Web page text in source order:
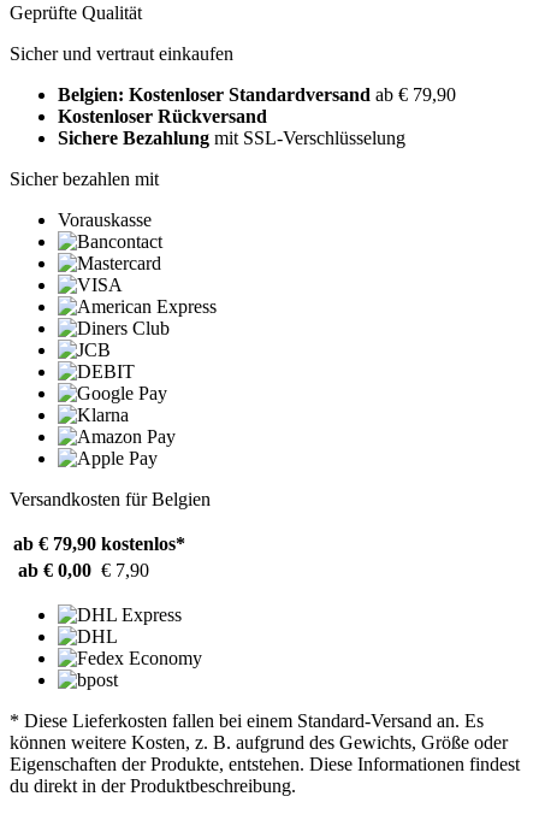
Geprüfte Qualität
Sicher und vertraut einkaufen
Belgien: Kostenloser Standardversand ab € 79,90
Kostenloser Rückversand
Sichere Bezahlung mit SSL-Verschlüsselung
Sicher bezahlen mit
Vorauskasse
Versandkosten für Belgien
ab € 79,90 kostenlos*
ab € 0,00 € 7,90
* Diese Lieferkosten fallen bei einem Standard-Versand an. Es
können weitere Kosten, z. B. aufgrund des Gewichts, Größe oder
Eigenschaften der Produkte, entstehen. Diese Informationen findest
du direkt in der Produktbeschreibung.